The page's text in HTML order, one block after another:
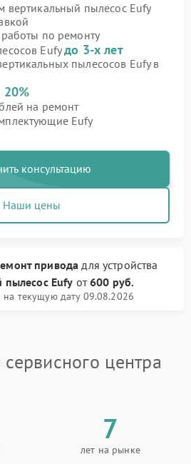
вертикальный пылесос Eufy
по ремонту
Eufyдо 3-х лет
пылесосов Eufy в
20%
на ремонт
Eufy
консультацию
Наши цены
привода для устройства
пылесос Eufy от600 руб.
на текущую дату 09.08.2026
центра
7
лет на рынке